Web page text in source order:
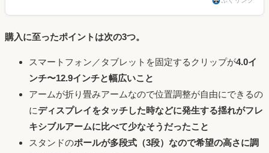
購入に至ったポイントは次の3つ。
スマートフォン／タブレットを固定するクリップが4.0イ
ンチ〜12.9インチと幅広いこと
アームが折り畳みアームなので位置調整が自由にできるの
にディスプレイをタッチした時などに発生する揺れがフレ
キシブルアームに比べて少なそうだったこと
スタンドのポールが多段式（3段）なので希望の高さに調